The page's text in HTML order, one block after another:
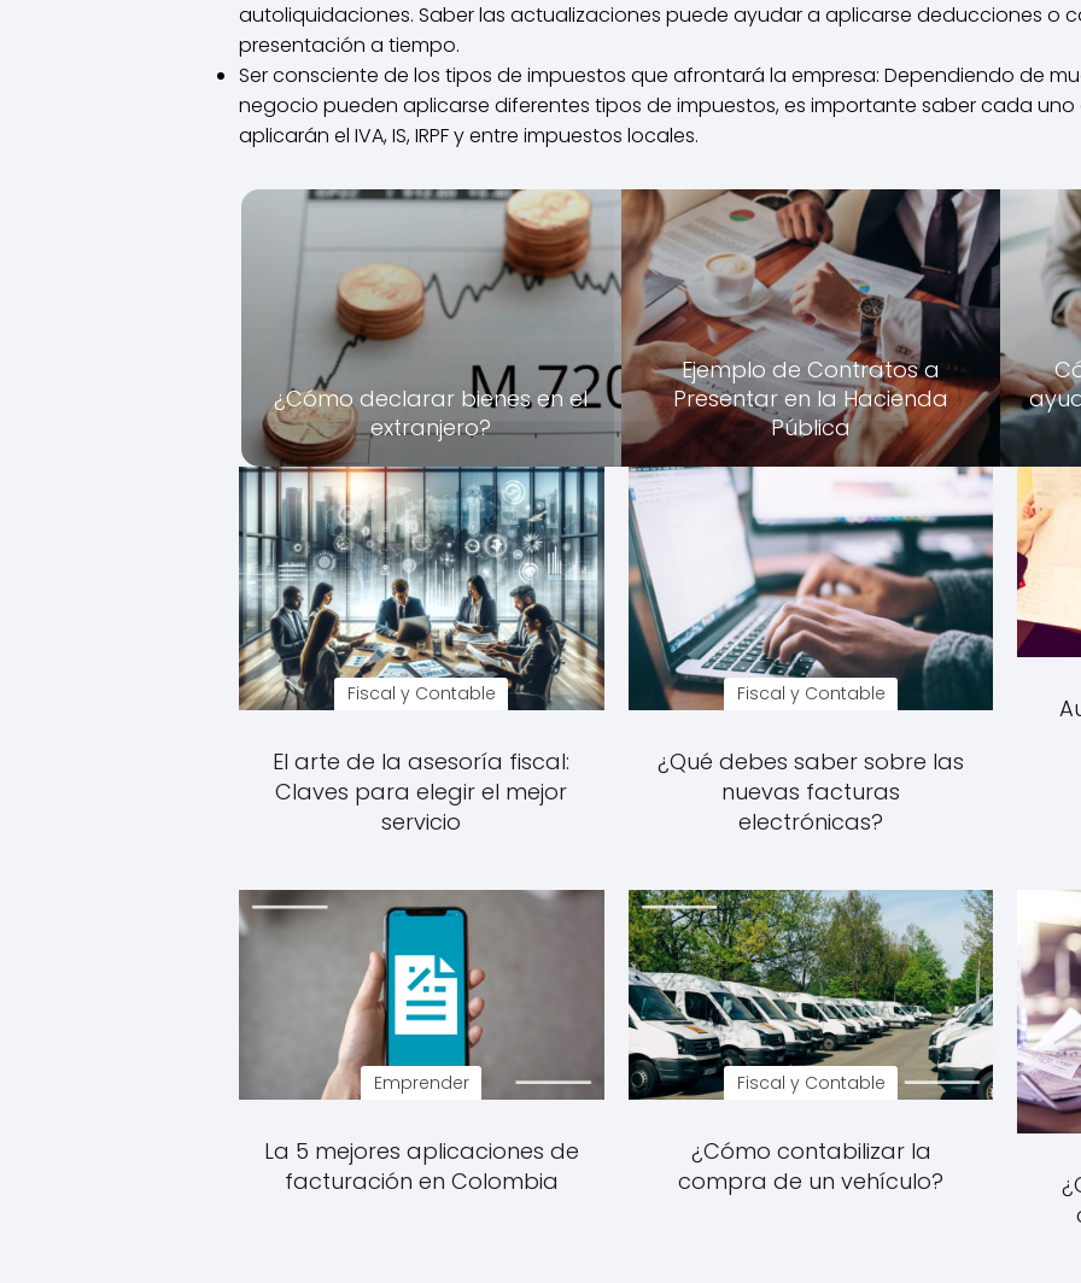
autoliquidaciones. Saber las actualizaciones puede ayudar a aplicarse deducciones o
presentación a tiempo.
Ser consciente de los tipos de impuestos que afrontará la empresa: Dependiendo de
negocio pueden aplicarse diferentes tipos de impuestos, es importante saber cada uno
aplicarán el IVA, IS, IRPF y entre impuestos locales.
¿Cómo declarar bienes en el
extranjero?
Ejemplo de Contratos a
Presentar en la Hacienda
Pública
Fiscal y Contable
El arte de la asesoría fiscal:
Claves para elegir el mejor
servicio
Fiscal y Contable
¿Qué debes saber sobre las
nuevas facturas
electrónicas?
Emprender
La 5 mejores aplicaciones de
facturación en Colombia
Fiscal y Contable
¿Cómo contabilizar la
compra de un vehículo?